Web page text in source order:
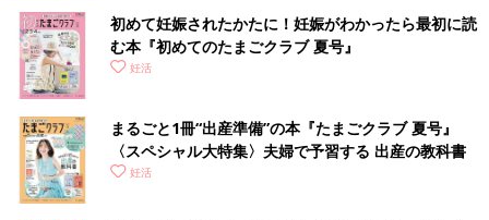
初めて妊娠されたかたに！妊娠がわかったら最初に読
む本『初めてのたまごクラブ 夏号』
妊活
まるごと1冊“出産準備”の本『たまごクラブ 夏号』
〈スペシャル大特集〉夫婦で予習する 出産の教科書
妊活